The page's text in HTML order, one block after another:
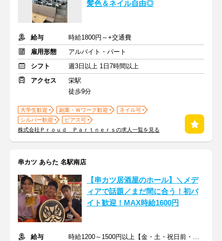
髪色＆ネイル自由◎
給与
時給1800円～+交通費
雇用形態
アルバイト・パート
シフト
週3日以上 1日7時間以上
アクセス
栄駅
徒歩9分
大学生歓迎 副業・Ｗワーク歓迎
ネイル可
シルバー歓迎
ピアス可
株式会社Ｐｒｏｕｄ Ｐａｒｔｎｅｒｓの求人一覧を見る
串カツ あらた 名駅南店
【串カツ居酒屋のホール】＼メデ
ィアで話題／まだ間に合う！初バ
イト歓迎！MAX時給1600円
給与
時給1200～1500円以上【金・土・祝日前・祝日…時給＋100円】